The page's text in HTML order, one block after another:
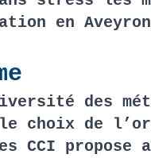
en
des
le choix de
CCI